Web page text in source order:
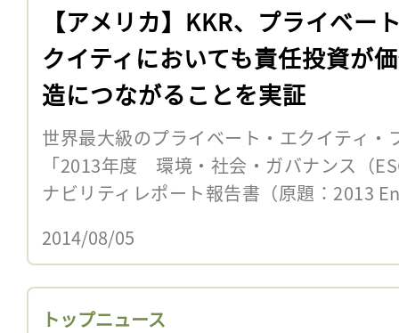
【アメリカ】KKR、プライベー
クイティにおいても責任投資が
造につながることを実証
世界最大級のプライベート・エクイティ・
「2013年度 環境・社会・ガバナンス（
ナビリティレポート報告書（原題：
2014/08/05
トップニュース